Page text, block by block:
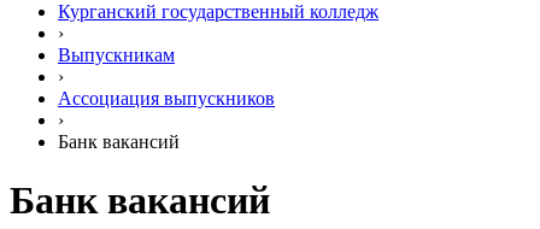
Курганский государственный колледж
›
Выпускникам
›
Ассоциация выпускников
›
Банк вакансий
Банк вакансий